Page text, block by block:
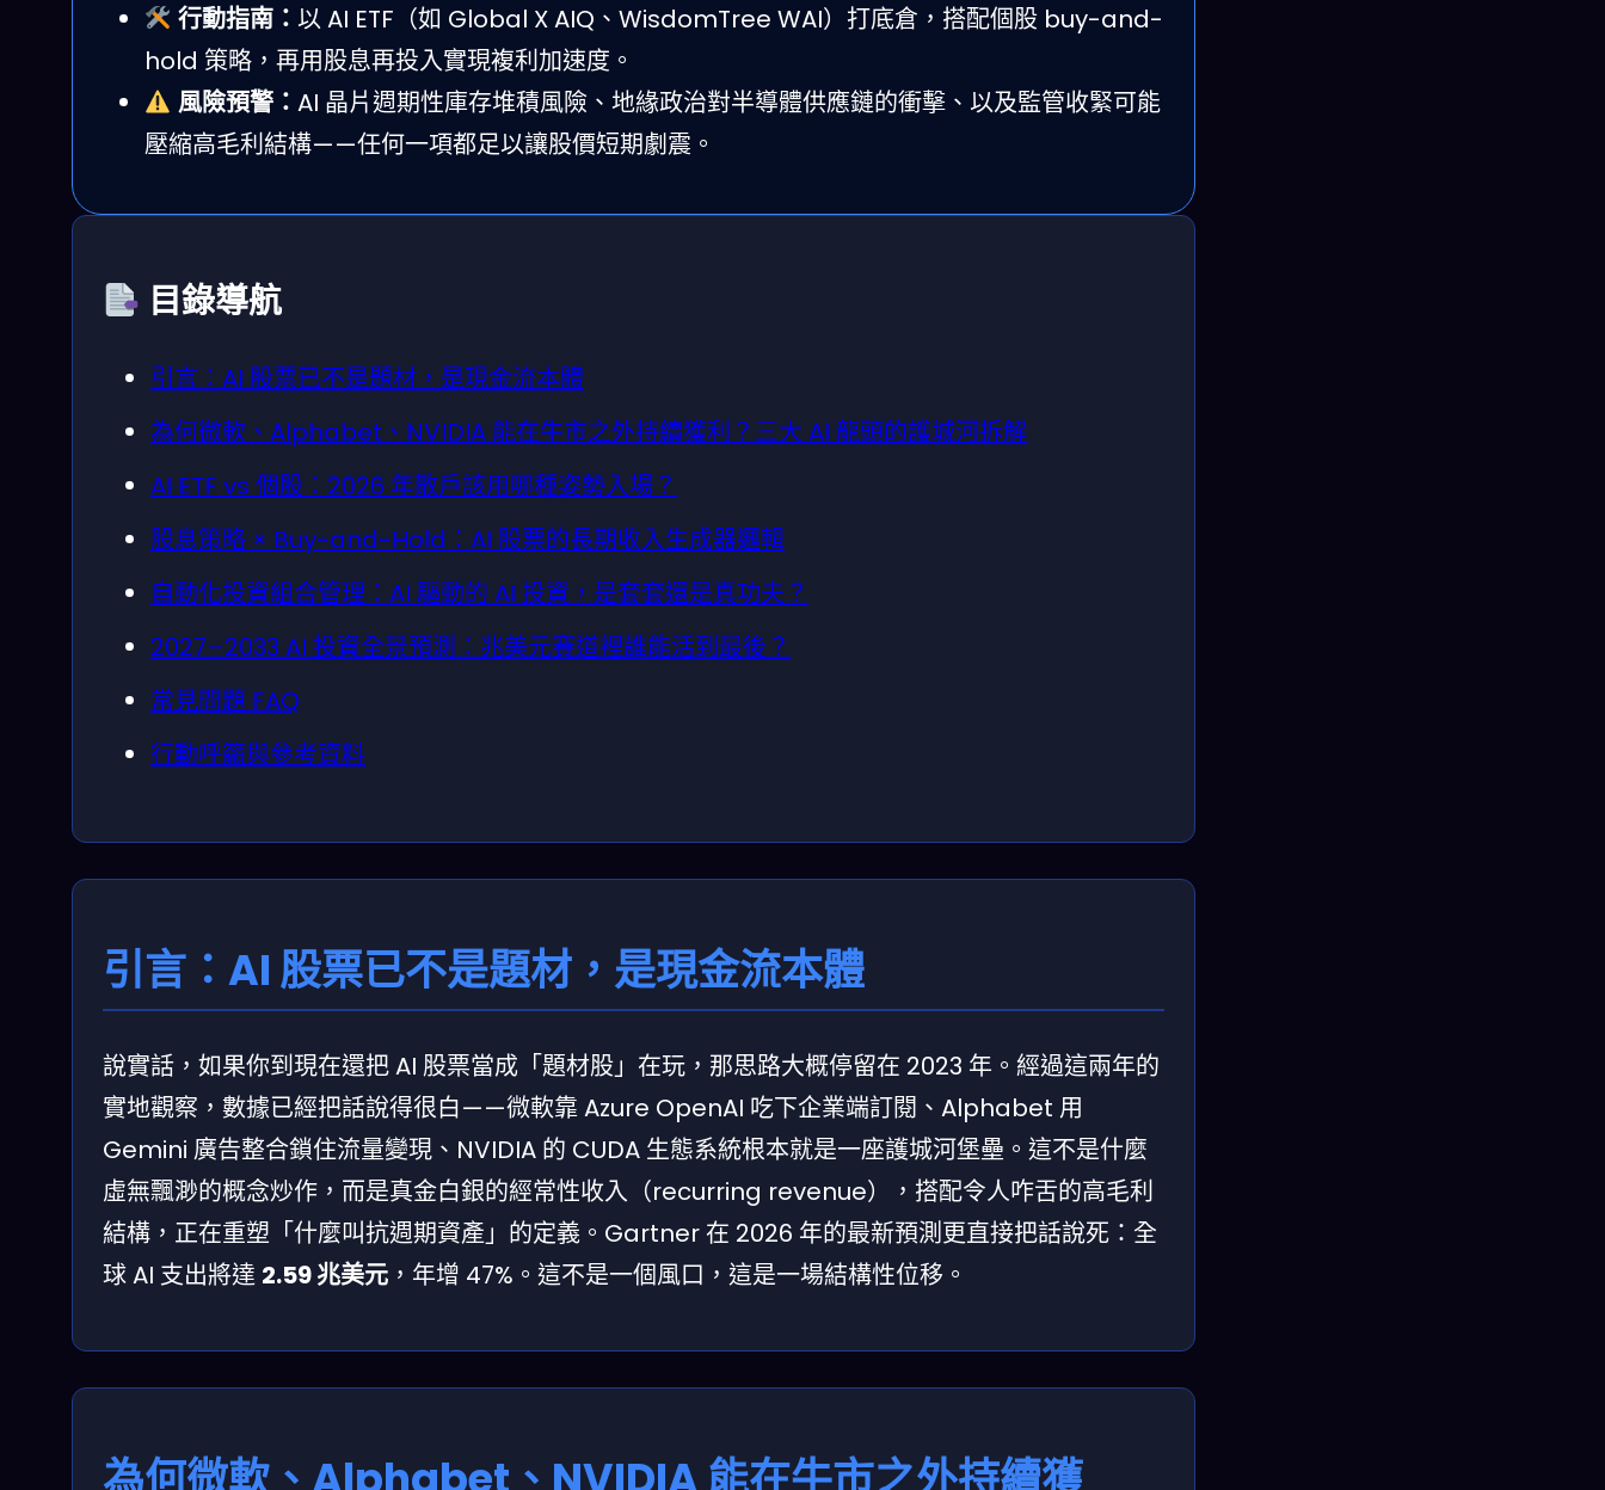
行動指南： 以 AI ETF（如 Global X AIQ、WisdomTree WAI）打底倉，搭配個股 buy-and-
hold 策略，再用股息再投入實現複利加速度。
風險預警： AI 晶片週期性庫存堆積風險、地緣政治對半導體供應鏈的衝擊、以及監管收緊可能
壓縮高毛利結構——任何一項都足以讓股價短期劇震。
目錄導航
引言：AI 股票已不是題材，是現金流本體
為何微軟、Alphabet、NVIDIA 能在牛市之外持續獲利？三大 AI 龍頭的護城河拆解
AI ETF vs 個股：2026 年散戶該用哪種姿勢入場？
股息策略 × Buy-and-Hold：AI 股票的長期收入生成器邏輯
自動化投資組合管理：AI 驅動的 AI 投資，是套套還是真功夫？
2027–2033 AI 投資全景預測：兆美元賽道裡誰能活到最後？
常見問題 FAQ
行動呼籲與參考資料
引言：AI 股票已不是題材，是現金流本體
說實話，如果你到現在還把 AI 股票當成「題材股」在玩，那思路大概停留在 2023 年。經過這兩年的
實地觀察，數據已經把話說得很白——微軟靠 Azure OpenAI 吃下企業端訂閱、Alphabet 用
Gemini 廣告整合鎖住流量變現、NVIDIA 的 CUDA 生態系統根本就是一座護城河堡壘。這不是什麼
虛無飄渺的概念炒作，而是真金白銀的經常性收入（recurring revenue），搭配令人咋舌的高毛利
結構，正在重塑「什麼叫抗週期資產」的定義。Gartner 在 2026 年的最新預測更直接把話說死：全
球 AI 支出將達 2.59 兆美元 ，年增 47%。這不是一個風口，這是一場結構性位移。